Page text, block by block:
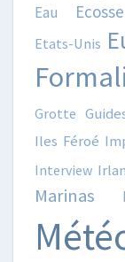
Eau Ecosse
Etats-Unis
Grotte
Iles Féroé
Interview
Marinas